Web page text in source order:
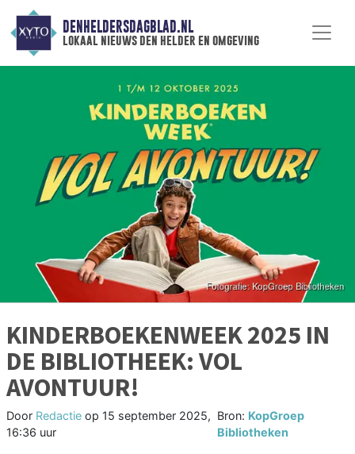
DENHELDERSDAGBLAD.NL
lokaal nieuws den helder en omgeving
KINDERBOEKENWEEK 2025 IN
DE BIBLIOTHEEK: VOL
AVONTUUR!
Door Redactie op 15 september 2025,
16:36 uur
Bron: KopGroep
Bibliotheken